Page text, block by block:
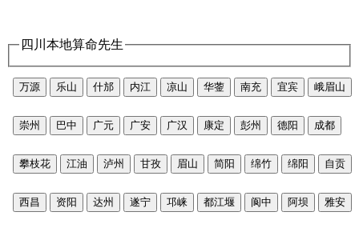
四川本地算命先生
万源 乐山 什邡 内江 凉山 华蓥 南充 宜宾 峨眉山
崇州 巴中 广元 广安 广汉 康定 彭州 德阳 成都
攀枝花 江油 泸州 甘孜 眉山 简阳 绵竹 绵阳 自贡
西昌 资阳 达州 遂宁 邛崃 都江堰 阆中 阿坝 雅安